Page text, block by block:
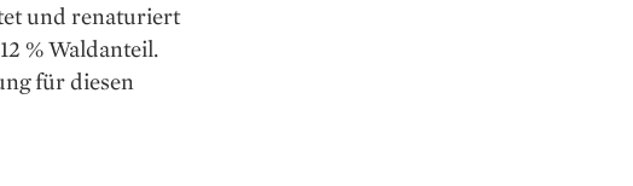
und renaturiert
% Waldanteil.
für diesen